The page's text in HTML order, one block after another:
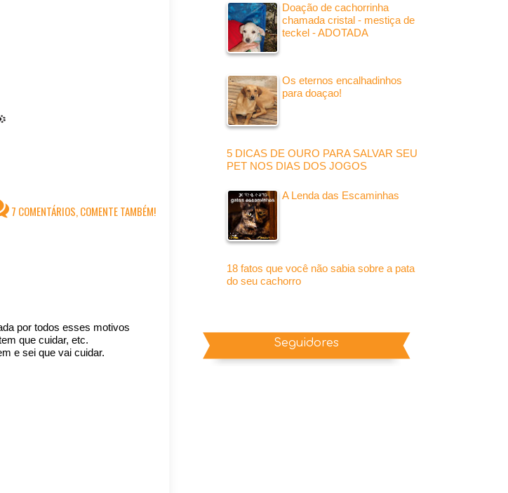
7 COMENTÁRIOS, COMENTE TAMBÉM!
por todos esses motivos
que cuidar, etc.
e sei que vai cuidar.
Doação de cachorrinha
chamada cristal - mestiça de
teckel - ADOTADA
Os eternos encalhadinhos
para doaçao!
5 DICAS DE OURO PARA SALVAR SEU
PET NOS DIAS DOS JOGOS
A Lenda das Escaminhas
18 fatos que você não sabia sobre a pata
do seu cachorro
Seguidores